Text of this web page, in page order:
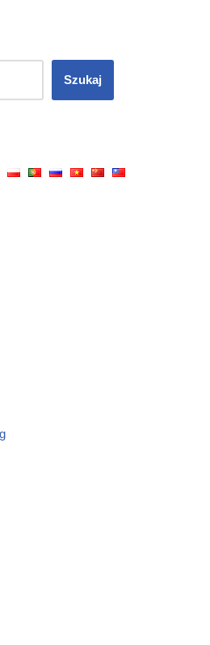
Szukaj